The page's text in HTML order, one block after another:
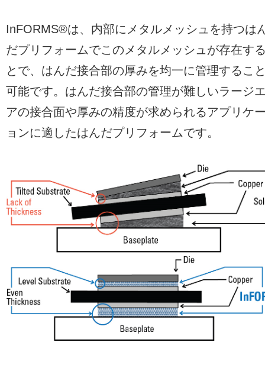
InFORMS®は、内部にメタルメッシュを持つは
だプリフォームでこのメタルメッシュが存在す
とで、はんだ接合部の厚みを均一に管理するこ
可能です。はんだ接合部の管理が難しいラージ
アの接合面や厚みの精度が求められるアプリケ
ョンに適したはんだプリフォームです。